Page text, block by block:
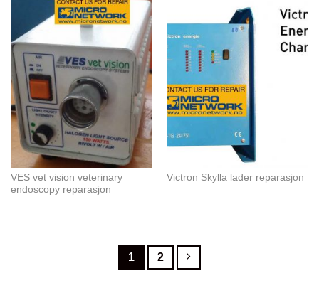
VES vet vision veterinary
endoscopy reparasjon
Victron Skylla lader reparasjon
1 2